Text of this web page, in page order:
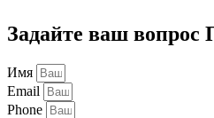
Задайте ваш
Имя
Email
Phone